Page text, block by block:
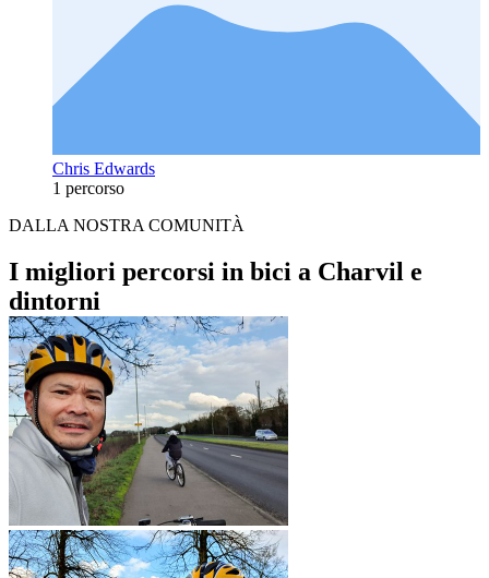
Chris Edwards
1 percorso
DALLA NOSTRA COMUNITÀ
I migliori percorsi in bici a Charvil e
dintorni